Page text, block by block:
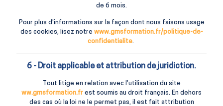
de 6 mois.
Pour plus d'informations sur la façon dont nous faisons usage
des cookies, lisez notre www.gmsformation.fr/politique-de-
confidentialite.
6 - Droit applicable et attribution de juridiction.
Tout litige en relation avec l’utilisation du site
ww.gmsformation.fr est soumis au droit français. En dehors
des cas où la loi ne le permet pas, il est fait attribution